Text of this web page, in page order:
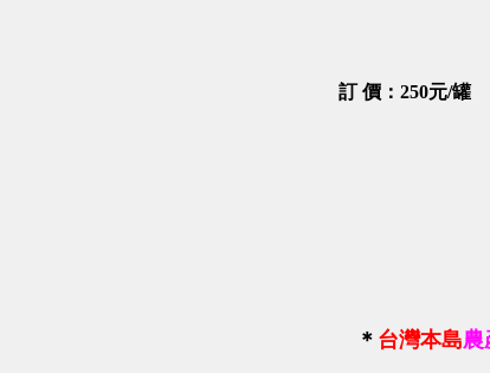
訂 價：250元/罐
＊ 台灣本島農